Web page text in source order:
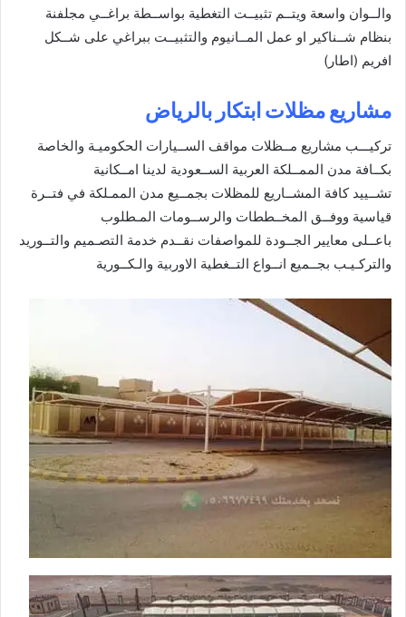
والــوان واسعة ويتــم تثبيــت التغطية بواســطة براغــي مجلفنة
بنظام شــناكير او عمل المــانيوم والتثبيــت ببراغي على شــكل
افريم (اطار)
مشاريع مظلات ابتكار بالرياض
تركيـــب مشاريع مــظلات مواقف الســيارات الحكوميـة والخاصة
بكــافة مدن الممــلكة العربية الســعودية لدينا امــكانية
تشــييد كافة المشــاريع للمظلات بجمــيع مدن الممـلكة في فتــرة
قياسية ووفــق المخــططات والرســومات المـطلوب
باعــلى معايير الجــودة للمواصفات نقــدم خدمة التصـميم والتــوريد
والتركـيـب بجــميع انــواع التــغطية الاوربية والـكــورية